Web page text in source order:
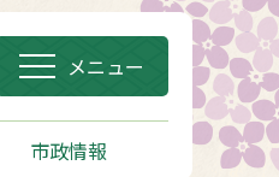
メニュー
市政情報